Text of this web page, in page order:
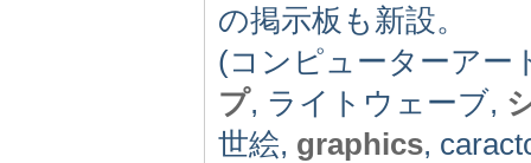
の掲示板も新設。
(コンピューターアー
プ, ライトウェーブ,
世絵, graphics,